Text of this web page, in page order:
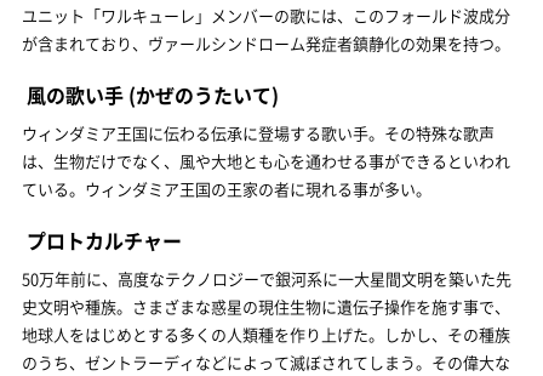
ユニット「ワルキューレ」メンバーの歌には、このフォールド波成分
が含まれており、ヴァールシンドローム発症者鎮静化の効果を持つ。
風の歌い手 (かぜのうたいて)
ウィンダミア王国に伝わる伝承に登場する歌い手。その特殊な歌声
は、生物だけでなく、風や大地とも心を通わせる事ができるといわれ
ている。ウィンダミア王国の王家の者に現れる事が多い。
プロトカルチャー
50万年前に、高度なテクノロジーで銀河系に一大星間文明を築いた先
史文明や種族。さまざまな惑星の現住生物に遺伝子操作を施す事で、
地球人をはじめとする多くの人類種を作り上げた。しかし、その種族
のうち、ゼントラーディなどによって滅ぼされてしまう。その偉大な